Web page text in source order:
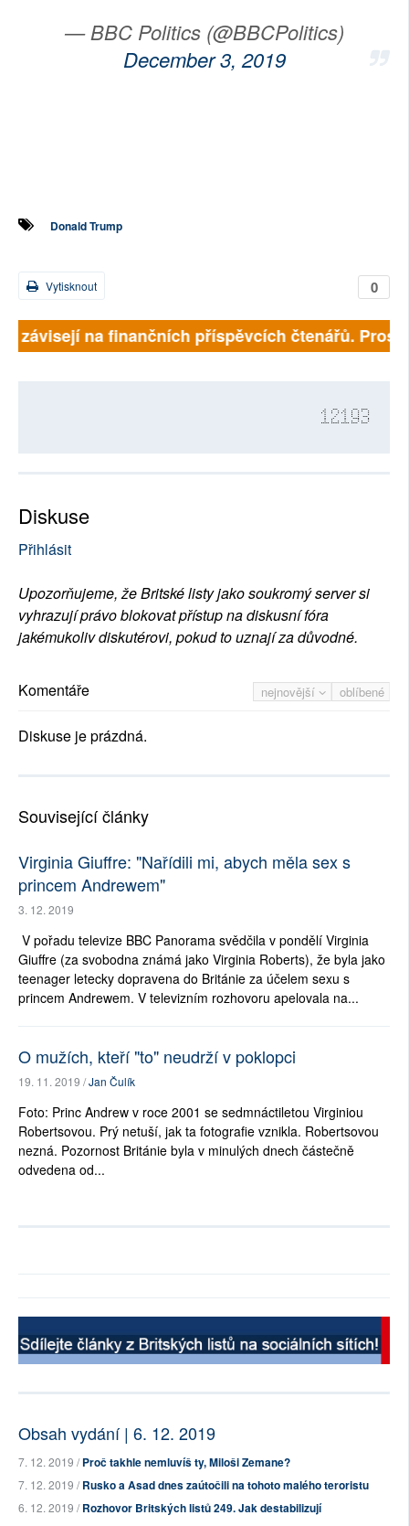
— BBC Politics (@BBCPolitics)
December 3, 2019
Donald Trump
0
Vytisknout
závisejí na finančních příspěvcích čtenářů.
12193
Diskuse
Přihlásit
Upozorňujeme, že Britské listy jako soukromý server si
vyhrazují právo blokovat přístup na diskusní fóra
jakémukoliv diskutérovi, pokud to uznají za důvodné.
nejnovější oblíbené
Komentáře
Diskuse je prázdná.
Související články
Virginia Giuffre: "Nařídili mi, abych měla sex s
princem Andrewem"
3. 12. 2019
V pořadu televize BBC Panorama svědčila v pondělí Virginia
Giuffre (za svobodna známá jako Virginia Roberts), že byla jako
teenager letecky dopravena do Británie za účelem sexu s
princem Andrewem. V televizním rozhovoru apelovala na...
O mužích, kteří "to" neudrží v poklopci
19. 11. 2019 /Jan Čulík
Foto: Princ Andrew v roce 2001 se sedmnáctiletou Virginiou
Robertsovou. Prý netuší, jak ta fotografie vznikla. Robertsovou
nezná. Pozornost Británie byla v minulých dnech částečně
odvedena od...
Obsah vydání | 6. 12. 2019
7. 12. 2019 /Proč takhle nemluvíš ty, Miloši Zemane?
7. 12. 2019 /Rusko a Asad dnes zaútočili na tohoto malého teroristu
6. 12. 2019 /Rozhovor Britských listů 249. Jak destabilizují